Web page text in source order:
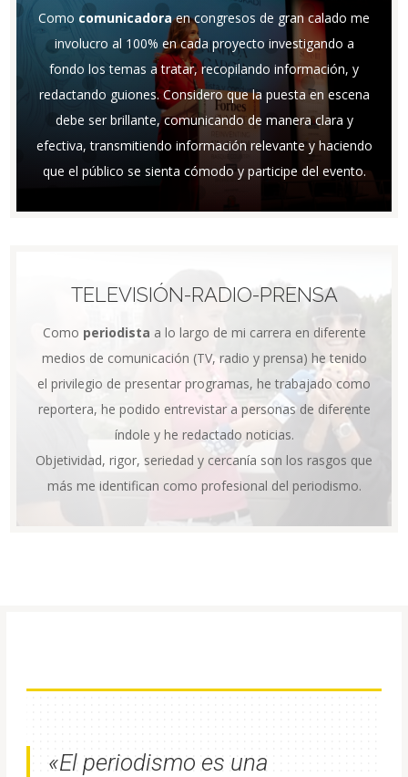
Como comunicadoraen congresos de gran calado me
involucro al 100% en cada proyecto investigando a
fondo los temas a tratar, recopilando información, y
redactando guiones. Considero que la puesta en escena
debe ser brillante, comunicando de manera clara y
efectiva, transmitiendo información relevante y haciendo
que el público se sienta cómodo y participe del evento.
TELEVISIÓN-RADIO-PRENSA
Como periodista a lo largo de mi carrera en diferente
medios de comunicación (TV, radio y prensa) he tenido
el privilegio de presentar programas, he trabajado como
reportera, he podido entrevistar a personas de diferente
índole y he redactado noticias.
Objetividad, rigor, seriedad y cercanía son los rasgos que
más me identifican como profesional del periodismo.
«El periodismo es una